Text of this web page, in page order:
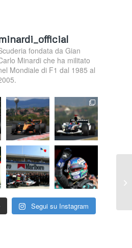
fondata da Gian
Minardi che ha militato
Mondiale di F1 dal 1985 al
Segui su Instagram